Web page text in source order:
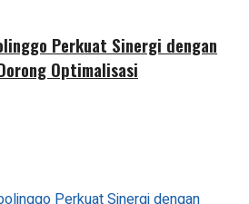
Perkuat Sinergi dengan
Optimalisasi